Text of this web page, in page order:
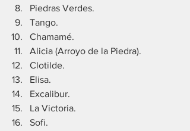
Piedras Verdes.
Tango.
Chamamé.
Alicia (Arroyo de la Piedra).
Clotilde.
Elisa.
Excalibur.
La Victoria.
Sofi.